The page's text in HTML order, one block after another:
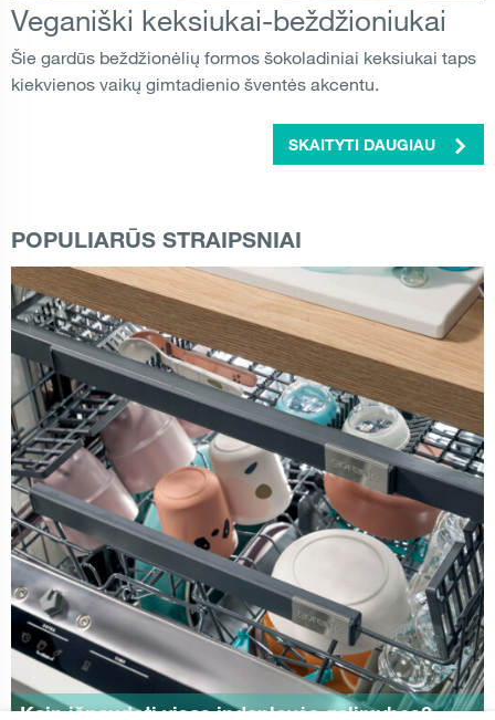
Veganiški keksiukai-beždžioniukai
Šie gardūs beždžionėlių formos šokoladiniai keksiukai taps
kiekvienos vaikų gimtadienio šventės akcentu.
SKAITYTI DAUGIAU
POPULIARŪS STRAIPSNIAI